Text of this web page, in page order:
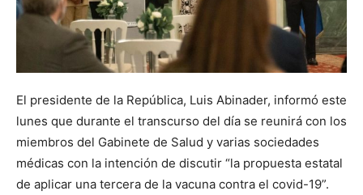
El presidente de la República, Luis Abinader, informó este
lunes que durante el transcurso del día se reunirá con los
miembros del Gabinete de Salud y varias sociedades
médicas con la intención de discutir “la propuesta estatal
de aplicar una tercera de la vacuna contra el covid-19”.